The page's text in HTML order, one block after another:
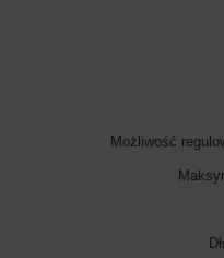
Możliwość